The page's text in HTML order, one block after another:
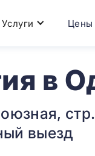
Услуги Цены
в
выезд